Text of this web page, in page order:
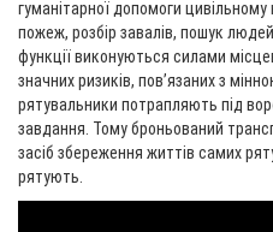
гуманітарної допомоги
пожеж, розбір завалів, пошук
функції виконуються силами
значних ризиків, повʼязаних з
рятувальники потрапляють під
завдання. Тому броньований
засіб збереження життів самих
рятують.